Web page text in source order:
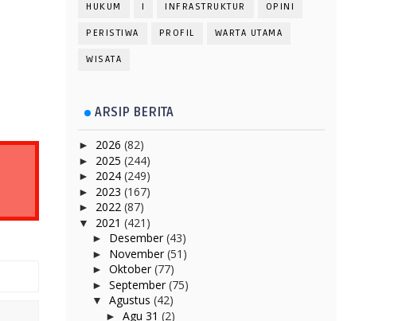
HUKUM I INFRASTRUKTUR OPINI
PERISTIWA PROFIL WARTA UTAMA
WISATA
ARSIP BERITA
► 2026 (82)
► 2025 (244)
► 2024 (249)
► 2023 (167)
► 2022 (87)
▼ 2021 (421)
► Desember(43)
► November(51)
► Oktober(77)
► September(75)
▼ Agustus (42)
► Agu 31 (2)